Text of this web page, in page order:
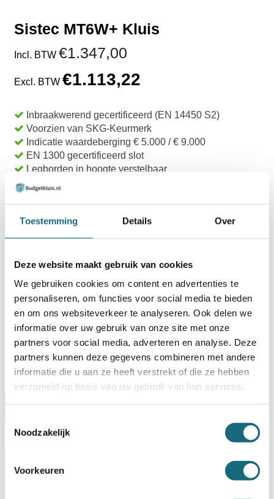
Toestemming Details Over
Deze website maakt gebruik van cookies
We gebruiken cookies om content en advertenties te
personaliseren, om functies voor social media te bieden
en om ons websiteverkeer te analyseren. Ook delen we
informatie over uw gebruik van onze site met onze
partners voor social media, adverteren en analyse. Deze
partners kunnen deze gegevens combineren met andere
informatie die u aan ze heeft verstrekt of die ze hebben
verzameld op basis van uw gebruik van hun services.
Noodzakelijk
Voorkeuren
Sistec MT6W+ Kluis
Incl. BTW €1.347,00
Excl. BTW €1.113,22
Inbraakwerend gecertificeerd (EN 14450 S2)
Voorzien van SKG-Keurmerk
Indicatie waardeberging € 5.000 / € 9.000
EN 1300 gecertificeerd slot
Legborden in hoogte verstelbaar
Op voorraad? Besteld voor14:30 uur,dezelfde werkdag
verstuurd!
Uw keuze zaltoevoegen aan het totaalbedrag
Omschrijving Specificaties Certificaten
Alternatieven
Artikelnummer